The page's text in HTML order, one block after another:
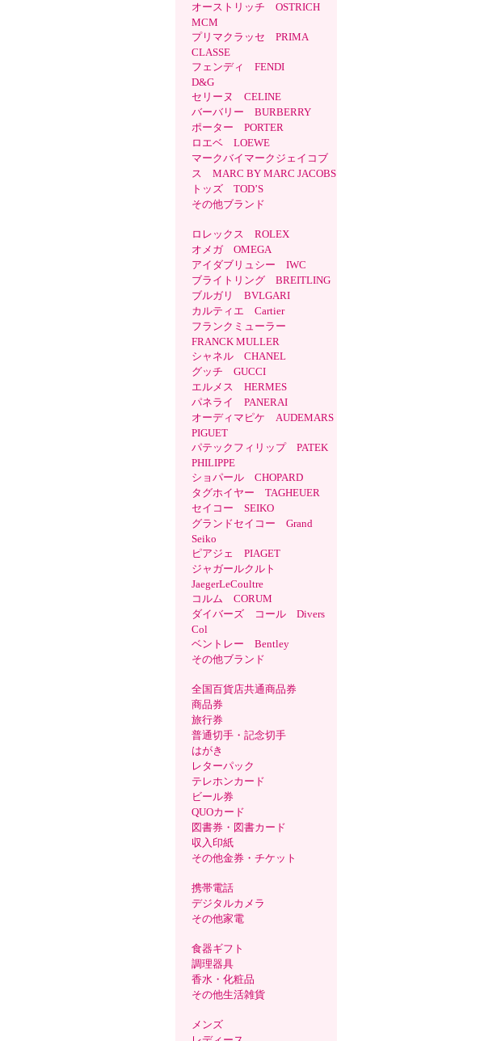
オーストリッチ OSTRICH
MCM
プリマクラッセ PRIMA
CLASSE
フェンディ FENDI
D&G
セリーヌ CELINE
バーバリー BURBERRY
ポーター PORTER
ロエベ LOEWE
マークバイマークジェイコブ
ス MARC BY MARC JACOBS
トッズ TOD’S
その他ブランド
ロレックス ROLEX
オメガ OMEGA
アイダブリュシー IWC
ブライトリング BREITLING
ブルガリ BVLGARI
カルティエ Cartier
フランクミューラー
FRANCK MULLER
シャネル CHANEL
グッチ GUCCI
エルメス HERMES
パネライ PANERAI
オーディマピケ AUDEMARS
PIGUET
パテックフィリップ PATEK
PHILIPPE
ショパール CHOPARD
タグホイヤー TAGHEUER
セイコー SEIKO
グランドセイコー Grand
Seiko
ピアジェ PIAGET
ジャガールクルト
JaegerLeCoultre
コルム CORUM
ダイバーズ コール Divers
Col
ベントレー Bentley
その他ブランド
全国百貨店共通商品券
商品券
旅行券
普通切手・記念切手
はがき
レターパック
テレホンカード
ビール券
QUOカード
図書券・図書カード
収入印紙
その他金券・チケット
携帯電話
デジタルカメラ
その他家電
食器ギフト
調理器具
香水・化粧品
その他生活雑貨
メンズ